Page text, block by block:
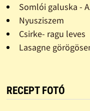
Somlói galuska -
Nyusziszem
Csirke- ragu leves
Lasagne
RECEPT FOTÓ